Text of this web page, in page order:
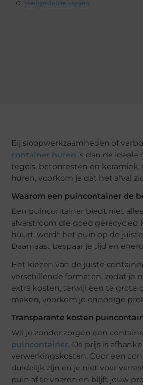
Veelgestelde vragen
Bij sloopwerkzaamheden of
container huren is dan de ideale
tegels, betonresten en keramiek,
huren, voorkom je dat het afval
Waarom een puincontainer de
Een puincontainer biedt niet
afvalstroom die goed
huurt, wordt het puin op de
Daarnaast bespaar je tijd en
Het kiezen van de juiste
verschillende formaten, zodat je
extra kosten, terwijl een te grote
maken, voorkom je onnodige
Transparante kosten
Wil je zonder zorgen een
puincontainer. De prijs is
verwerkingskosten. Door een
duidelijk zijn en je niet voor
puin af te voeren en blijft jouw